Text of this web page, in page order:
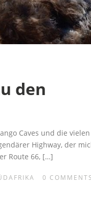
den
Caves und die vielen
Highway, der
Route 66, […]
0 COMMENTS